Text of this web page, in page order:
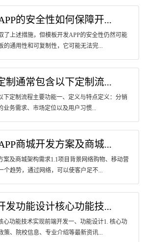
的安全性如何保障开...
了上述措施，但模板开发APP的安全性仍然可能
的通用性和可复制性，它可能无法完...
制通常包含以下定制流...
下定制流程主要功能一、定义与特点定义：分销
业务需求、市场定位以及用户习惯...
商城开发方案及商城...
案及商城架构需求1.1项目背景网络购物、移动营
个趋势，通过网络，可以使客户足不...
发功能设计核心功能技...
心功能技术实现前端开发一、功能设计1. 核心功
策、院校信息、专业介绍等最新资讯...